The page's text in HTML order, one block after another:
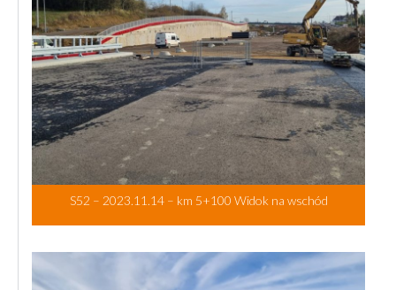
S52 – 2023.11.14 – km 5+100 Widok na wschód